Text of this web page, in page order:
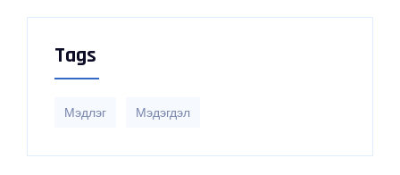
Tags
Мэдлэг Мэдэгдэл